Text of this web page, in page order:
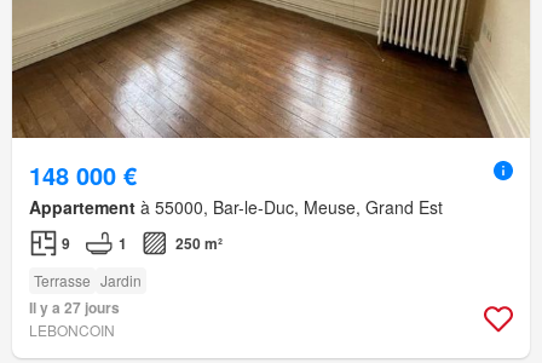
148 000 €
Appartement à 55000, Bar-le-Duc, Meuse, Grand Est
9 1 250 m²
Terrasse Jardin
Il y a 27 jours
LEBONCOIN